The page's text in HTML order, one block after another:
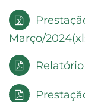
Março/